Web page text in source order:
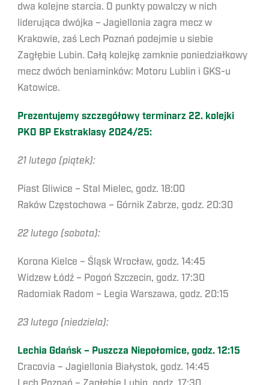
dwa kolejne starcia. O punkty powalczy w nich
liderująca dwójka – Jagiellonia zagra mecz w
Krakowie, zaś Lech Poznań podejmie u siebie
Zagłębie Lubin. Całą kolejkę zamknie poniedziałkowy
mecz dwóch beniaminków: Motoru Lublin i GKS-u
Katowice.
Prezentujemy szczegółowy terminarz 22. kolejki
PKO BP Ekstraklasy 2024/25:
21 lutego (piątek):
Piast Gliwice – Stal Mielec, godz. 18:00
Raków Częstochowa – Górnik Zabrze, godz. 20:30
22 lutego (sobota):
Korona Kielce – Śląsk Wrocław, godz. 14:45
Widzew Łódź – Pogoń Szczecin, godz. 17:30
Radomiak Radom – Legia Warszawa, godz. 20:15
23 lutego (niedziela):
Lechia Gdańsk – Puszcza Niepołomice, godz. 12:15
Cracovia – Jagiellonia Białystok, godz. 14:45